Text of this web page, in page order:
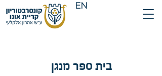
EN
בית ספר מנגן